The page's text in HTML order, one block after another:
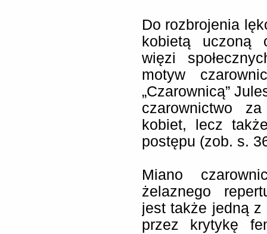
Do rozbrojenia
kobietą uczoną
więzi
motyw
„Czarownicą”
czarownictwo
kobiet, lecz
postępu (zob. s.
Miano
żelaznego
jest także jedną z
przez krytykę